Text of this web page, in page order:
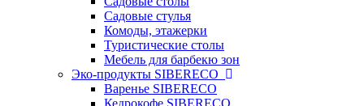
Садовые стулья
Комоды, этажерки
Туристические столы
Мебель для барбекю зон
Эко-продукты SIBERECO
Варенье SIBERECO
Кедрокофе SIBERECO